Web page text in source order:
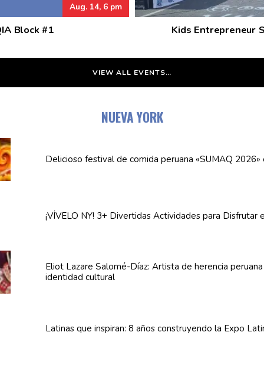
Aug. 14, 6 pm
Block #1 Kids Entrepreneur
VIEW ALL EVENTS…
NUEVA YORK
Delicioso festival de comida peruana «SUMAQ
¡VÍVELO NY! 3+ Divertidas Actividadespara Disfrutar
Eliot Lazare Salomé-Díaz: Artista de herencia
identidad cultural
Latinas que inspiran: 8 años construyendo la Expo